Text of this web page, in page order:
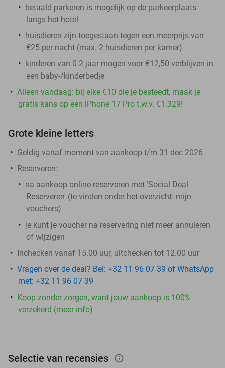
betaald parkeren is mogelijk op de parkeerplaats
langs het hotel
huisdieren zijn toegestaan tegen een meerprijs van
€25 per nacht (max. 2 huisdieren per kamer)
kinderen van 0-2 jaar mogen voor €12,50 verblijven in
een baby-/kinderbedje
Alleen vandaag: bij elke €10 die je besteedt, maak je
gratis kans op een iPhone 17 Pro t.w.v. €1.329!
Grote kleine letters
Geldig vanaf moment van aankoop t/m 31 dec 2026
Reserveren:
na aankoop online reserveren met 'Social Deal
Reserveren' (te vinden onder het overzicht: mijn
vouchers)
je kunt je voucher na reservering niet meer annuleren
of wijzigen
Inchecken vanaf 15.00 uur, uitchecken tot 12.00 uur
Vragen over de deal? Bel: +32 11 96 07 39 of WhatsApp
met: +32 11 96 07 39
Koop zonder zorgen, want jouw aankoop is 100%
verzekerd (meer info)
Selectie van recensies info_outlined